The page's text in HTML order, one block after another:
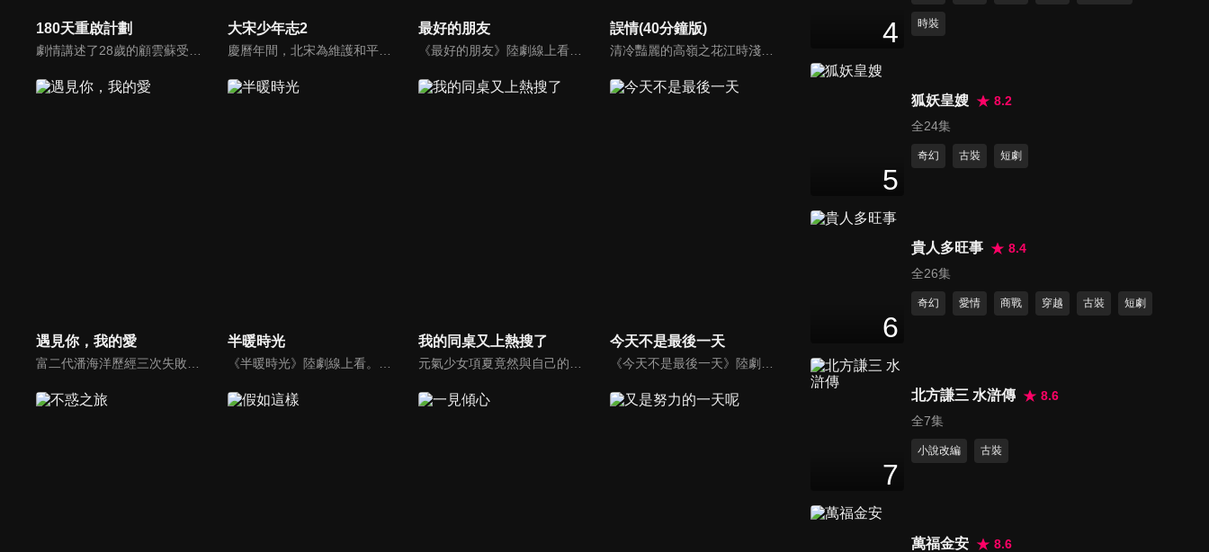
180天重啟計劃 大宋少年志2
慶曆年間，北宋為維護和平與安定，借秘閣之名培訓少年暗探。經過嚴密的選拔，聰慧的元仲辛、美貌機敏的趙簡、從不殺生的小景、絕不説謊的王寬、不愛交流的薛映、性格開朗的韋原，六位少年組成了秘閣第七齋。在經歷了一次次生死相交的任務後，懵懂的少年們逐漸成長，他們用熱血和忠誠，為守護大宋獻身。
最好的朋友 誤情(40分鐘版)
清冷豔麗的高嶺之花江時淺在遭受霸淩、暴力等一系列事件後，華麗蛻變逆襲歸來，用一場精心策劃強勢開啟自己的復仇之路，最終收穫內心救贖與愛情的故事。
遇見你，我的愛 半暖時光 我的同桌又上熱搜了 今天不是最後一天
分鐘
47 分鐘
第16集
第17集
4 時裝
5
狐妖皇嫂
8.2
全24集
奇幻 古裝 短劇
6
貴人多旺事
8.4
全26集
奇幻 愛情 商戰 穿越 古裝 短劇
7
北方謙三 水滸傳
8.6
全7集
小說改編 古裝
萬福金安
8.6